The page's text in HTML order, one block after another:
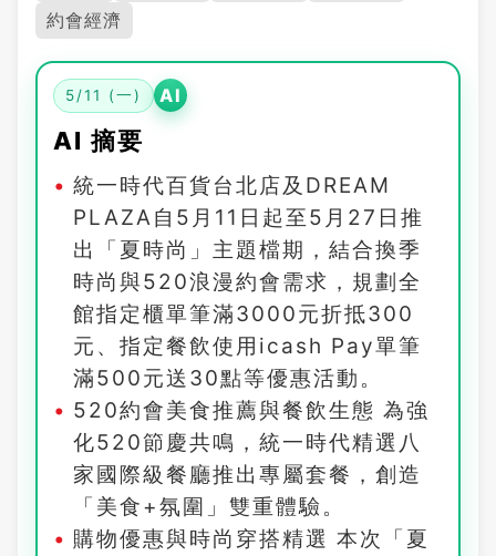
約會經濟
5/11 (一) AI
AI 摘要
統一時代百貨台北店及DREAM
PLAZA自5月11日起至5月27日推
出「夏時尚」主題檔期，結合換季
時尚與520浪漫約會需求，規劃全
館指定櫃單筆滿3000元折抵300
元、指定餐飲使用icash Pay單筆
滿500元送30點等優惠活動。
520約會美食推薦與餐飲生態 為強
化520節慶共鳴，統一時代精選八
家國際級餐廳推出專屬套餐，創造
「美食+氛圍」雙重體驗。
購物優惠與時尚穿搭精選 本次「夏